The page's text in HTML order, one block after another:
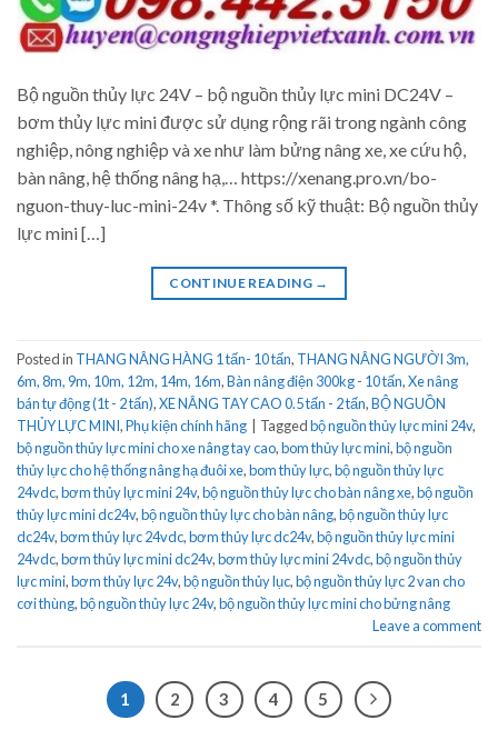
Bộ nguồn thủy lực 24V – bộ nguồn thủy lực mini DC24V –
bơm thủy lực mini được sử dụng rộng rãi trong ngành công
nghiệp, nông nghiệp và xe như làm bửng nâng xe, xe cứu hộ,
bàn nâng, hệ thống nâng hạ,… https://xenang.pro.vn/bo-
nguon-thuy-luc-mini-24v *. Thông số kỹ thuật: Bộ nguồn thủy
lực mini […]
CONTINUE READING →
Posted in THANG NÂNG HÀNG 1 tấn- 10 tấn, THANG NÂNG NGƯỜI 3m,
6m, 8m, 9m, 10m, 12m, 14m, 16m,Bàn nâng điện 300kg - 10 tấn,Xe nâng
bán tự động (1t - 2 tấn),XE NÂNG TAY CAO 0.5 tấn - 2 tấn,BỘ NGUỒN
THỦY LỰC MINI,Phụ kiện chính hãng Taggedbộ nguồn thủy lực mini 24v,
bộ nguồn thủy lực mini cho xe nâng tay cao,bom thủy lực mini,bộ nguồn
thủy lực cho hệ thống nâng hạ đuôi xe,bom thủy lực,bộ nguồn thủy lực
24vdc,bơm thủy lực mini 24v,bộ nguồn thủy lực cho bàn nâng xe,bộ nguồn
thủy lực mini dc24v,bộ nguồn thủy lực cho bàn nâng,bộ nguồn thủy lực
dc24v,bơm thủy lực 24vdc,bơm thủy lực dc24v,bộ nguồn thủy lực mini
24vdc,bơm thủy lực mini dc24v,bơm thủy lực mini 24vdc,bộ nguồn thủy
lực mini,bơm thủy lực 24v,bộ nguồn thủy lục,bộ nguồn thủy lực 2 van cho
cơi thùng,bộ nguồn thủy lực 24v,bộ nguồn thủy lực mini cho bửng nâng
Leave a comment
1 2 3 4 5